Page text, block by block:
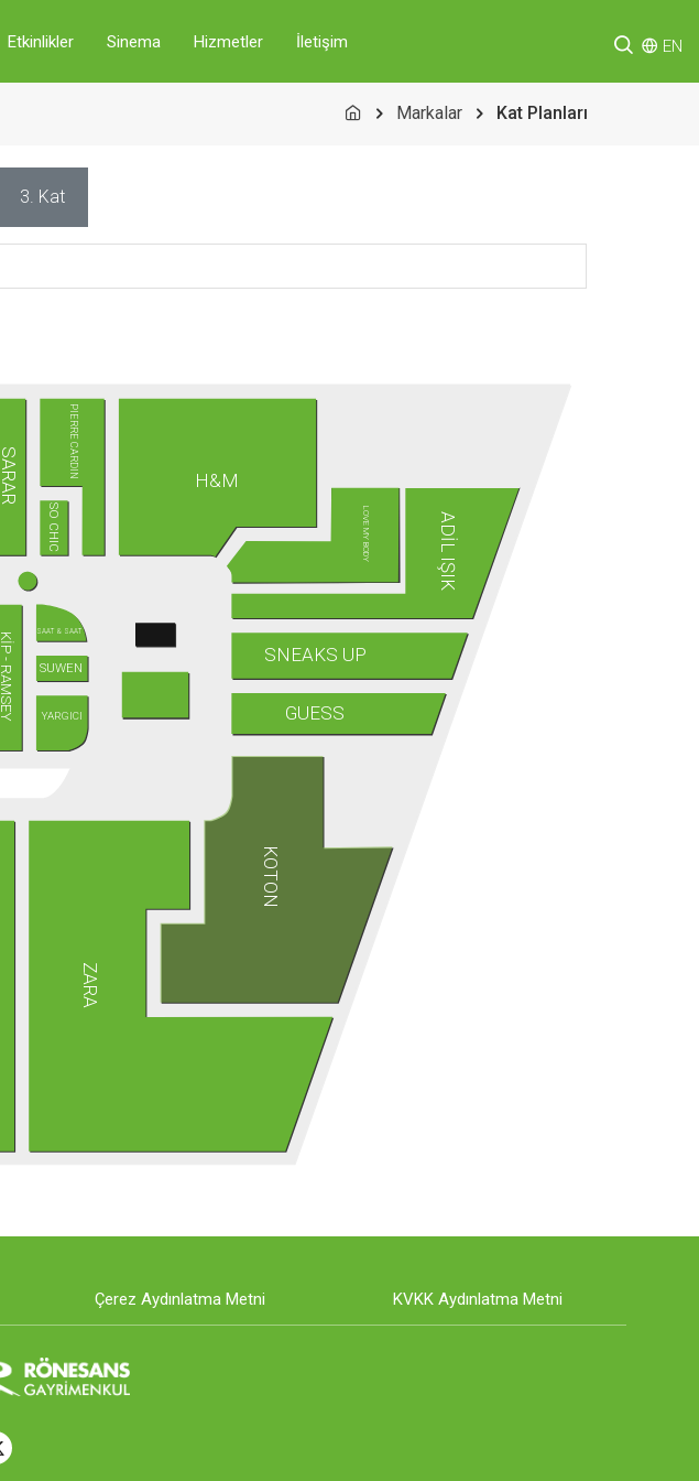
Etkinlikler Sinema Hizmetler İletişim EN
Markalar Kat Planları
3. Kat
ADİL IŞIK
GUESS
KİP - RAMSEY
KOTON
LOVE MY BODY
PIERRE CARDIN
SAAT & SAAT
SARAR
SNEAKS UP
SO CHIC
SUWEN
YARGICI
ZARA
H&M
Çerez Aydınlatma Metni KVKK Aydınlatma Metni